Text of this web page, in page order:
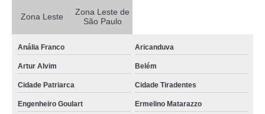
orçamento de laje de concreto Vila Marisa Mazzei
lajes de concreto armado Limão
valor de laje de concreto treliçada Guaianases
lajes de concreto usinado São Mateus
laje concreto pré moldada preço Engenheiro Goulart
Zona Leste
Zona Leste de
São Paulo
Anália Franco Aricanduva
Artur Alvim Belém
Cidade Patriarca Cidade Tiradentes
Engenheiro Goulart Ermelino Matarazzo